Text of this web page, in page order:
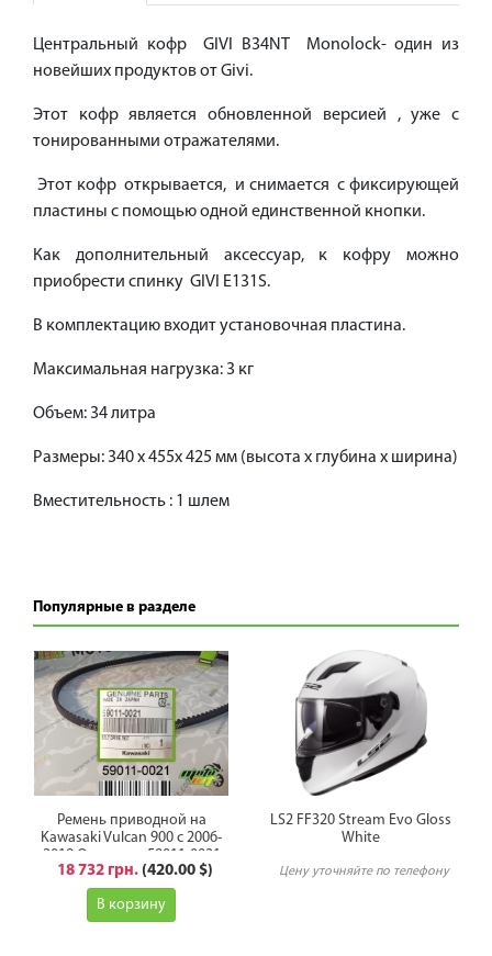
Центральный кофр GIVI B34NT Monolock- один из
новейших продуктов от Givi.
Этот кофр является обновленной версией , уже с
тонированными отражателями.
Этот кофр открывается, и снимается с фиксирующей
пластины с помощью одной единственной кнопки.
Как дополнительный аксессуар, к кофру можно
приобрести спинку GIVI E131S.
В комплектацию входит установочная пластина.
Максимальная нагрузка: 3 кг
Объем: 34 литра
Размеры: 340 x 455x 425 мм (высота x глубина x ширина)
Вместительность : 1 шлем
Популярные в разделе
Ремень приводной на
Kawasaki Vulcan 900 с 2006-
2019 Оригинал 59011-0021
18 732 грн. (420.00 $)
В корзину
LS2 FF320 Stream Evo Gloss
White
Цену уточняйте по телефону